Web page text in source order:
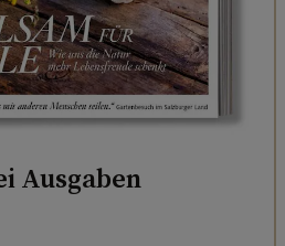
Ausgaben